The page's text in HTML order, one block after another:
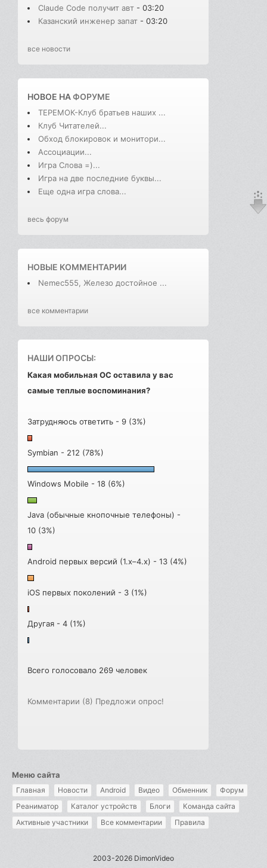
Claude Code получит авт - 03:20
Казанский инженер запат - 03:20
все новости
НОВОЕ НАФОРУМЕ
ТЕРЕМОК-Клуб братьев наших ...
Клуб Читателей...
Обход блокировок и монитори...
Ассоциации...
Игра Слова =)...
Игра на две последние буквы...
Еще одна игра слова...
весь форум
НОВЫЕ КОММЕНТАРИИ
Nemec555, Железо достойное ...
все комментарии
НАШИ ОПРОСЫ:
Какая мобильная ОС оставила у вас
самые теплые воспоминания?
Затрудняюсь ответить - 9 (3%)
Symbian - 212 (78%)
Windows Mobile - 18 (6%)
Java (обычные кнопочные телефоны) -
10 (3%)
Android первых версий (1.x–4.x) - 13 (4%)
iOS первых поколений - 3 (1%)
Другая - 4 (1%)
Всего голосовало 269 человек
Комментарии (8) Предложи опрос!
Меню сайта
Главная Новости Android Видео Обменник
Форум
Реаниматор
Каталог устройств Блоги
Команда сайта
Активные участники
Все комментарии Правила
2003-2026 DimonVideo